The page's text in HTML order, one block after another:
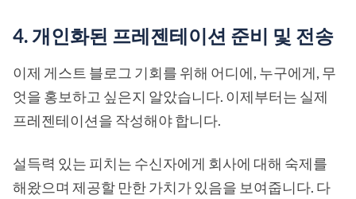
4. 개인화된 프레젠테이션 준비 및 전송
이제 게스트 블로그 기회를 위해 어디에, 누구에게, 무
엇을 홍보하고 싶은지 알았습니다. 이제부터는 실제
프레젠테이션을 작성해야 합니다.
설득력 있는 피치는 수신자에게 회사에 대해 숙제를
해왔으며 제공할 만한 가치가 있음을 보여줍니다. 다